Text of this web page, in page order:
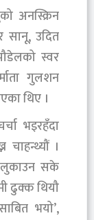
अनस्क्रिन
सानू, उदित
स्वर
गुलशन
थिए ।
भइरहँदा
चाहन्थ्यौं ।
लुकाउन सके
ढुक्क थियौ
भयो’,